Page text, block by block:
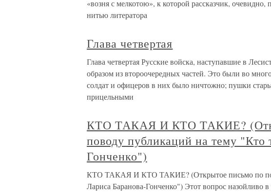
«возня с мелкотою», к которой рассказчик,
нитью литератора
Глава четвертая
Глава четвертая Русские войска, наступавшие в
образом из второочередных частей. Это были во
солдат и офицеров в них было ничтожно; пушки
прицельными
КТО ТАКАЯ И КТО ТАКИЕ?
поводу публикаций на тему "Кто
Гонченко")
КТО ТАКАЯ И КТО ТАКИЕ? (Открытое письмо по
Лариса Баранова-Гонченко") Этот вопрос назойливо в